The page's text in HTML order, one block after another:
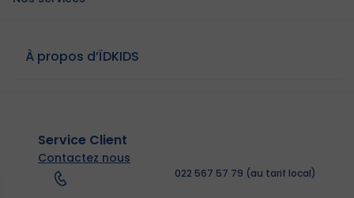
À propos d’ÏDKIDS
Service Client
Contactez nous
022 567 57 79 (au tarif local)